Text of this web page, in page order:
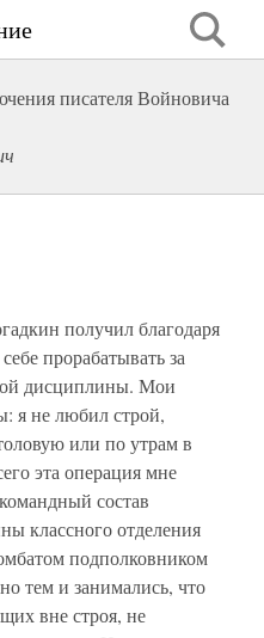
писателя Войновича
получил благодаря
прорабатывать за
дисциплины. Мои
я не любил строй,
или по утрам в
эта операция мне
состав
классного отделения
подполковником
тем и занимались, что
вне строя, не